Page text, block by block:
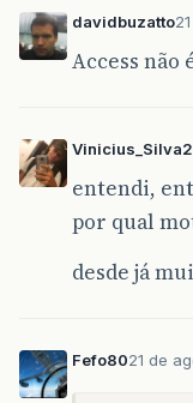
davidbuzatto
Access não
Vinicius_Silva2
entendi,
por qual
desde já
Fefo8021 de